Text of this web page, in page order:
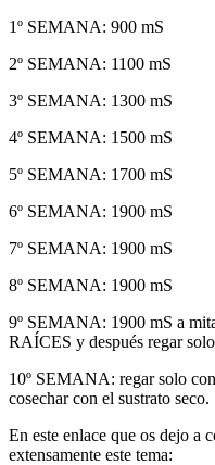
1º SEMANA: 900 mS
2º SEMANA: 1100 mS
3º SEMANA: 1300 mS
4º SEMANA: 1500 mS
5º SEMANA: 1700 mS
6º SEMANA: 1900 mS
7º SEMANA: 1900 mS
8º SEMANA: 1900 mS
9º SEMANA: 1900 mS a
RAÍCES y después regar
10º SEMANA: regar solo
cosechar con el sustrato seco.
En este enlace que os dejo a
extensamente este tema: